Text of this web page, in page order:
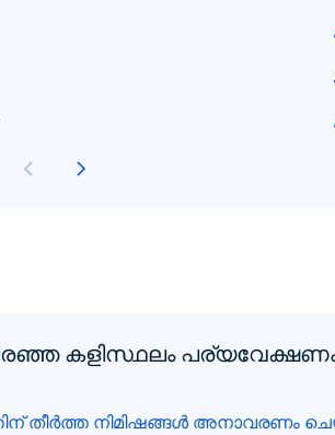
കളിസ്ഥലം
തീർത്ത നിമിഷങ്ങൾ അനാവരണം